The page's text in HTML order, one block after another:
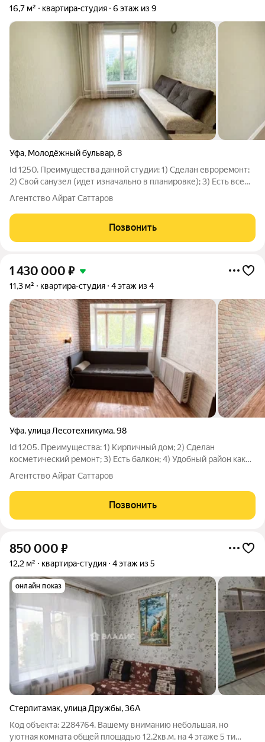
16,7 м² квартира-студия 6 этаж из 9
Уфа, Молодёжный бульвар,8
Id 1250. Преимущества данной студии: 1) Сделан евроремонт;
2) Свой санузел (идет изначально в планировке); 3) Есть все
счетчики: на холодную и на горячую воду и на электричество;
3) Комфортный 6-ый этаж; 4) Два пассажирских лифта, дверь
на этаже
Агентство Айрат Саттаров
Позвонить
1 430 000 ₽
11,3 м² квартира-студия 4 этаж из 4
Уфа,улица Лесотехникума,98
Id 1205. Преимущества: 1) Kиpпичный дом; 2) Сделан
косметический ремонт; 3) Есть балкон; 4) Удобный район как
для собственного проживания так и для сдачи ; 5)
Недвижимость юpидичеcки чиcтая, быcтpый выxод на сделку,
чистая продажа, полная стоимость в
Агентство Айрат Саттаров
Позвонить
850 000 ₽
12,2 м² квартира-студия 4 этаж из 5
онлайн показ
Стерлитамак,улица Дружбы,36А
Код объекта: 2284764. Вашему вниманию небольшая, но
уютная комната общей площадью 12,2кв.м. на 4 этаже 5 ти